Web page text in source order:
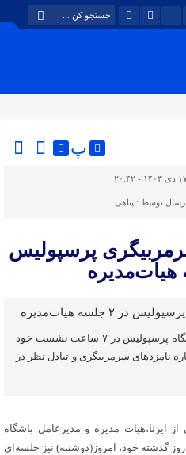
پ
۱۴۰۳ - ۲۰:۴۲
ارسال توسط : پناهی
پرسپولیس
اعضای هیات مدیره و مدیرعامل باشگاه پرسپولیس در ۷ ساعت نشست خود
نامزدهای سرمربیگری و تبادل نظر در
ایرنا،هیات مدیره و مدیرعامل باشگاه
گذشته خود، امروز(دوشنبه) نیز جلسه‌ای